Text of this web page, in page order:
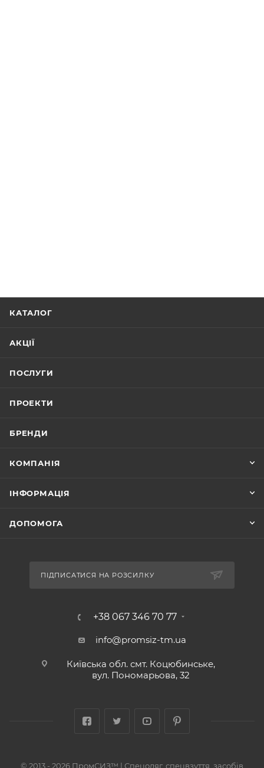
КАТАЛОГ
АКЦІЇ
ПОСЛУГИ
ПРОЕКТИ
БРЕНДИ
КОМПАНІЯ
ІНФОРМАЦІЯ
ДОПОМОГА
ПІДПИСАТИСЯ НА РОЗСИЛКУ
+38 067 346 70 77
info@promsiz-tm.ua
Київська обл. смт. Коцюбинське,
вул. Пономарьова, 32
© 2013 - 2026 ПромСИЗ™ | Спецодяг, спецвзуття, засобів